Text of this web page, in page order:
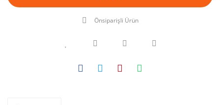
Önsiparişli Ürün